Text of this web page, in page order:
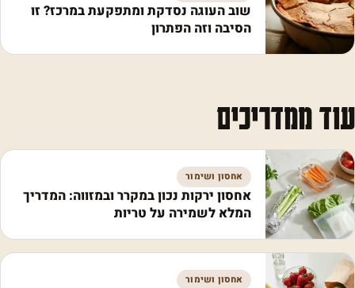
שוב העוגה נסדקת ומתפקעת במרכז? זו
הסיבה וזה הפתרון
עוד ממדריכים
אחסון ושימור
אחסון ירקות נכון במקרר ובמזווה: המדריך
המלא לשמירה על טריות
אחסון ושימור